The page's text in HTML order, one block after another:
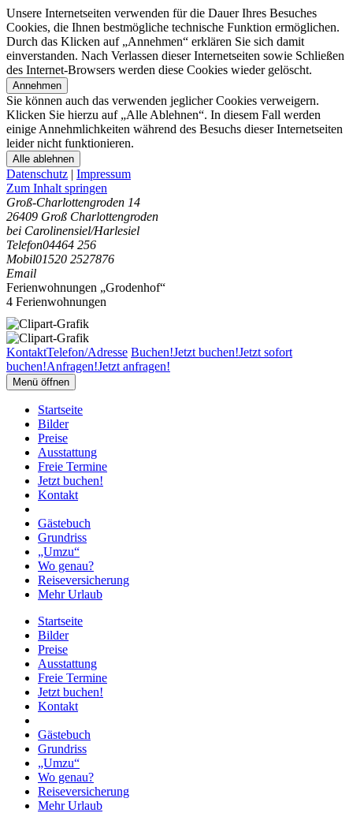
Unsere Internetseiten verwenden für die Dauer Ihres Besuches
Cookies, die Ihnen bestmögliche technische Funktion ermöglichen.
Durch das Klicken auf „Annehmen“ erklären Sie sich damit
einverstanden. Nach Verlassen dieser Internetseiten sowie Schließen
des Internet-Browsers werden diese Cookies wieder gelöscht.
Annehmen
Sie können auch das verwenden jeglicher Cookies verweigern.
Klicken Sie hierzu auf „Alle Ablehnen“. In diesem Fall werden
einige Annehmlichkeiten während des Besuchs dieser Internetseiten
leider nicht funktionieren.
Alle ablehnen
Datenschutz | Impressum
Zum Inhalt springen
Groß-Charlottengroden 14
26409 Groß Charlottengroden
bei Carolinensiel/Harlesiel
Telefon04464 256
Mobil01520 2527876
Email
Ferienwohnungen „Grodenhof“
4 Ferienwohnungen
KontaktTelefon/Adresse Buchen!Jetzt buchen!Jetzt sofort
buchen!Anfragen!Jetzt anfragen!
Menü öffnen
Startseite
Bilder
Preise
Ausstattung
Freie Termine
Jetzt buchen!
Kontakt
Gästebuch
Grundriss
„Umzu“
Wo genau?
Reiseversicherung
Mehr Urlaub
Startseite
Bilder
Preise
Ausstattung
Freie Termine
Jetzt buchen!
Kontakt
Gästebuch
Grundriss
„Umzu“
Wo genau?
Reiseversicherung
Mehr Urlaub